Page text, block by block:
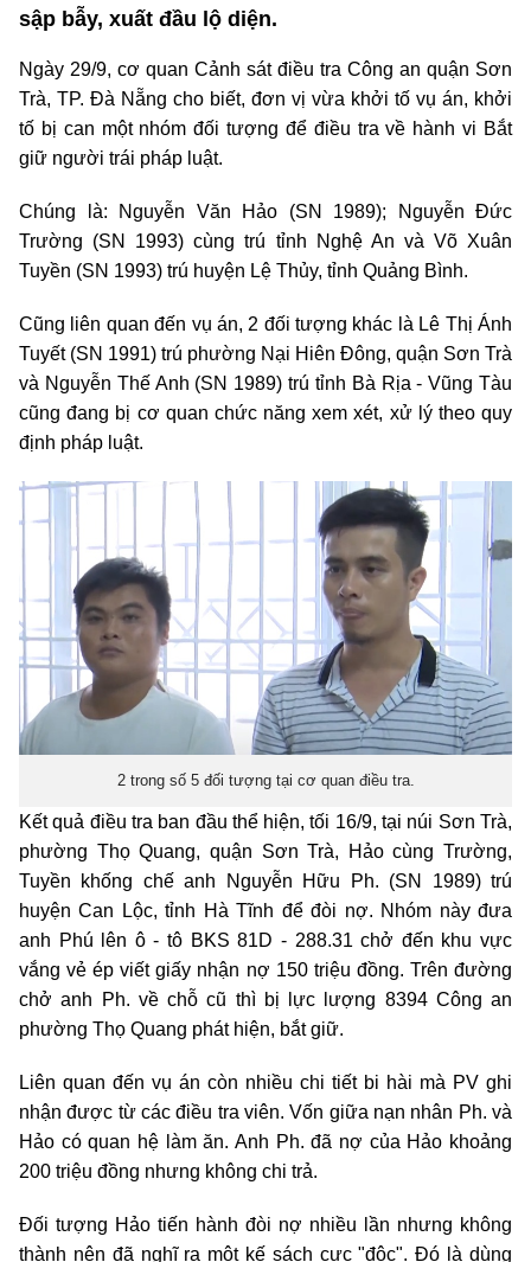
sập bẫy, xuất đầu lộ diện.
Ngày 29/9, cơ quan Cảnh sát điều tra Công an quận Sơn
Trà, TP. Đà Nẵng cho biết, đơn vị vừa khởi tố vụ án, khởi
tố bị can một nhóm đối tượng để điều tra về hành vi Bắt
giữ người trái pháp luật.
Chúng là: Nguyễn Văn Hảo (SN 1989); Nguyễn Đức
Trường (SN 1993) cùng trú tỉnh Nghệ An và Võ Xuân
Tuyền (SN 1993) trú huyện Lệ Thủy, tỉnh Quảng Bình.
Cũng liên quan đến vụ án, 2 đối tượng khác là Lê Thị Ánh
Tuyết (SN 1991) trú phường Nại Hiên Đông, quận Sơn Trà
và Nguyễn Thế Anh (SN 1989) trú tỉnh Bà Rịa - Vũng Tàu
cũng đang bị cơ quan chức năng xem xét, xử lý theo quy
định pháp luật.
2 trong số 5 đối tượng tại cơ quan điều tra.
Kết quả điều tra ban đầu thể hiện, tối 16/9, tại núi Sơn Trà,
phường Thọ Quang, quận Sơn Trà, Hảo cùng Trường,
Tuyền khống chế anh Nguyễn Hữu Ph. (SN 1989) trú
huyện Can Lộc, tỉnh Hà Tĩnh để đòi nợ. Nhóm này đưa
anh Phú lên ô - tô BKS 81D - 288.31 chở đến khu vực
vắng vẻ ép viết giấy nhận nợ 150 triệu đồng. Trên đường
chở anh Ph. về chỗ cũ thì bị lực lượng 8394 Công an
phường Thọ Quang phát hiện, bắt giữ.
Liên quan đến vụ án còn nhiều chi tiết bi hài mà PV ghi
nhận được từ các điều tra viên. Vốn giữa nạn nhân Ph. và
Hảo có quan hệ làm ăn. Anh Ph. đã nợ của Hảo khoảng
200 triệu đồng nhưng không chi trả.
Đối tượng Hảo tiến hành đòi nợ nhiều lần nhưng không
thành nên đã nghĩ ra một kế sách cực "độc". Đó là dùng